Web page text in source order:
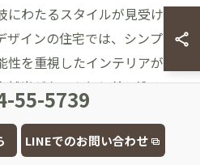
わたるスタイルが見受けら
ザインの住宅では、シンプル
を重視したインテリアが特
然光がたっぷりと差し込み、
ります。一方、和風建築の住
れた落ち着いた雰囲気の空間
庭園を造り、四季折々の自然
55-5739
LINEでのお問い合わせ